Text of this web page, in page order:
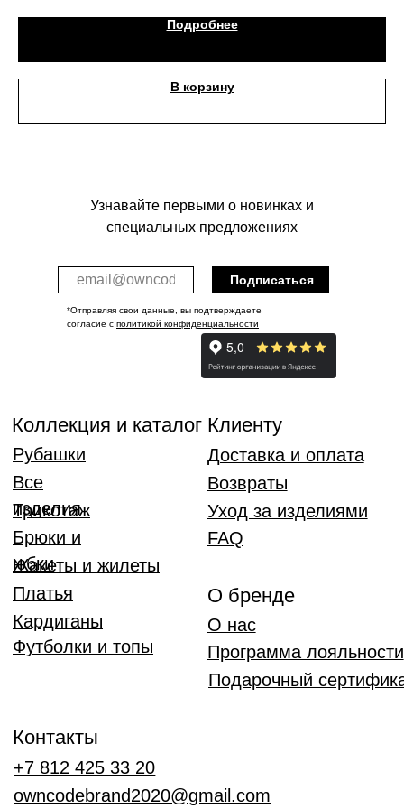
Подробнее
В корзину
Подписаться
Узнавайте первыми о новинках и
специальных предложениях
*Отправляя свои данные, вы подтверждаете
согласие с политикой конфиденциальности
Разработка сайта S.S
Политика конфиденциальности